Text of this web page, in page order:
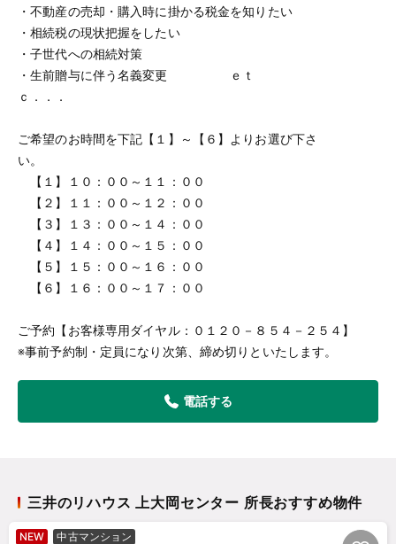
・不動産の売却・購入時に掛かる税金を知りたい
・相続税の現状把握をしたい
・子世代への相続対策
・生前贈与に伴う名義変更 ｅｔ
ｃ．．．
ご希望のお時間を下記【１】～【６】よりお選び下さ
い。
【１】１０：００～１１：００
【２】１１：００～１２：００
【３】１３：００～１４：００
【４】１４：００～１５：００
【５】１５：００～１６：００
【６】１６：００～１７：００
ご予約【お客様専用ダイヤル：０１２０－８５４－２５４】
※事前予約制・定員になり次第、締め切りといたします。
電話する
三井のリハウス 上大岡センター 所長おすすめ物件
NEW 中古マンション